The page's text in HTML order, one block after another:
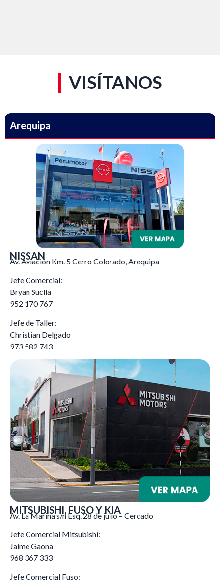
VISÍTANOS
Arequipa
NISSAN
Av. Aviación Km. 5 Cerro Colorado, Arequipa
Jefe Comercial:
Bryan Suclla
952 170 767
Jefe de Taller:
Christian Delgado
973 582 743
MITSUBISHI, FUSO Y KIA
Av. La Marina s/n Esq. 28 de julio – Cercado
Jefe Comercial Mitsubishi:
Jaime Gaona
968 367 333
Jefe Comercial Fuso: